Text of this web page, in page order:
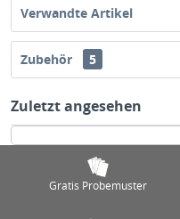
Verwandte Artikel
Zubehör 5
Zuletzt angesehen
Gratis Probemuster